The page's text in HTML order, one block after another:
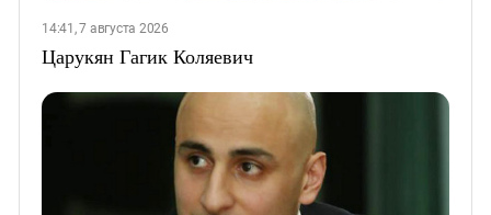
14:41, 7 августа 2026
Царукян Гагик Коляевич